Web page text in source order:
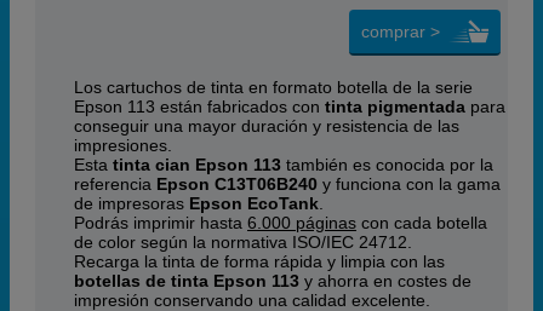
comprar >
Los cartuchos de tinta en formato botella de la serie
Epson 113 están fabricados con tinta pigmentada para
conseguir una mayor duración y resistencia de las
impresiones.
Esta tinta cian Epson 113 también es conocida por la
referencia Epson C13T06B240 y funciona con la gama
de impresoras Epson EcoTank
Podrás imprimir hasta 6.000 páginas con cada botella
de color según la normativa ISO/IEC 24712.
Recarga la tinta de forma rápida y limpia con las
botellas de tinta Epson 113 y ahorra en costes de
impresión conservando una calidad excelente.